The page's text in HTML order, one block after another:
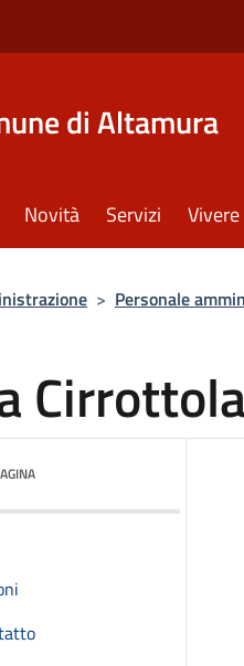
di Altamura
Novità Servizi
> Personale
Cirrottola